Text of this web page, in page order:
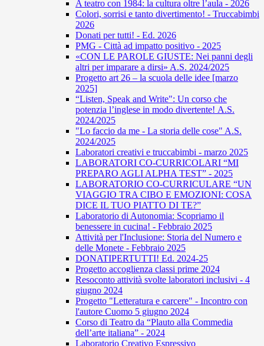
A teatro con 1984: la cultura oltre l’aula - 2026
Colori, sorrisi e tanto divertimento! - Truccabimbi
2026
Donati per tutti! - Ed. 2026
PMG - Città ad impatto positivo - 2025
«CON LE PAROLE GIUSTE: Nei panni degli
altri per imparare a dirsi» A.S. 2024/2025
Progetto art 26 – la scuola delle idee [marzo
2025]
“Listen, Speak and Write": Un corso che
potenzia l’inglese in modo divertente! A.S.
2024/2025
"Lo faccio da me - La storia delle cose" A.S.
2024/2025
Laboratori creativi e truccabimbi - marzo 2025
LABORATORI CO-CURRICOLARI “MI
PREPARO AGLI ALPHA TEST” - 2025
LABORATORIO CO-CURRICULARE “UN
VIAGGIO TRA CIBO E EMOZIONI: COSA
DICE IL TUO PIATTO DI TE?”
Laboratorio di Autonomia: Scopriamo il
benessere in cucina! - Febbraio 2025
Attività per l'Inclusione: Storia del Numero e
delle Monete - Febbraio 2025
DONATIPERTUTTI! Ed. 2024-25
Progetto accoglienza classi prime 2024
Resoconto attività svolte laboratori inclusivi - 4
giugno 2024
Progetto "Letteratura e carcere" - Incontro con
l'autore Cuomo 5 giugno 2024
Corso di Teatro da “Plauto alla Commedia
dell’arte italiana” - 2024
Laboratorio Creativo Espressivo